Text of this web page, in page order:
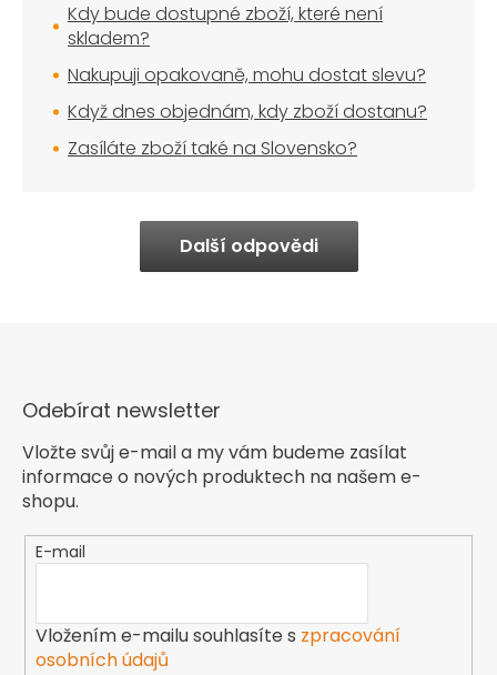
Kdy bude dostupné zboží, které není
skladem?
Nakupuji opakovaně, mohu dostat slevu?
Když dnes objednám, kdy zboží dostanu?
Zasíláte zboží také na Slovensko?
Další odpovědi
Odebírat newsletter
Vložte svůj e-mail a my vám budeme zasílat
informace o nových produktech na našem e-
shopu.
E-mail
Vložením e-mailu souhlasíte s zpracování
osobních údajů